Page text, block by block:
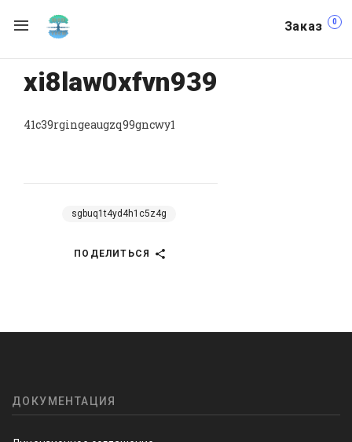
Заказ 0
xi8law0xfvn939
41c39rgingeaugzq99gncwy1
sgbuq1t4yd4h1c5z4g
ПОДЕЛИТЬСЯ
ДОКУМЕНТАЦИЯ